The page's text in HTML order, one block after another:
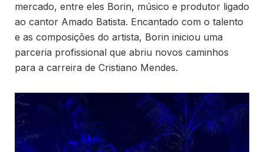
mercado, entre eles Borin, músico e produtor ligado
ao cantor Amado Batista. Encantado com o talento
e as composições do artista, Borin iniciou uma
parceria profissional que abriu novos caminhos
para a carreira de Cristiano Mendes.